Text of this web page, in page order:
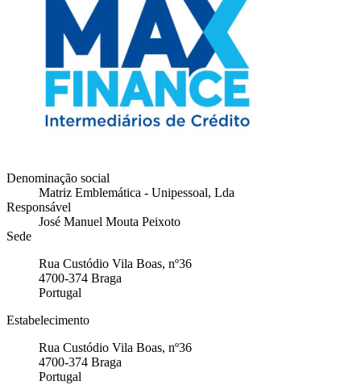
Denominação social
Matriz Emblemática - Unipessoal, Lda
Responsável
José Manuel Mouta Peixoto
Sede
Rua Custódio Vila Boas, nº36
4700-374 Braga
Portugal
Estabelecimento
Rua Custódio Vila Boas, nº36
4700-374 Braga
Portugal